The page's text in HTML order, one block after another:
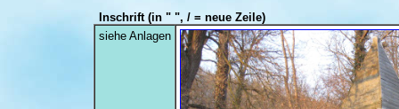
Inschrift(in " ", / = neue Zeile)
siehe Anlagen